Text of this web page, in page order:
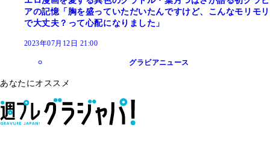
アの記憶「胸を盛っていただいたんですけど、こんなモリモリ
で大丈夫？って心配になりました」
2023年07月12日 21:00
グラビアニュース
あなたにオススメ